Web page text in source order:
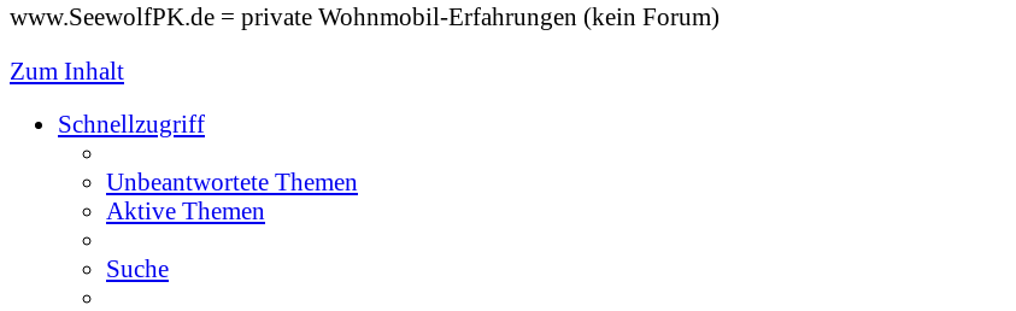
www.SeewolfPK.de = private Wohnmobil-Erfahrungen (kein Forum)
Zum Inhalt
Schnellzugriff
Unbeantwortete Themen
Aktive Themen
Suche